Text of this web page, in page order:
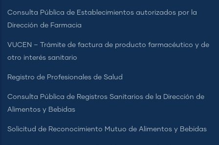
Consulta Pública de Establecimientos autorizados por la
Dirección de Farmacia
VUCEN – Trámite de factura de producto farmacéutico y de
otro interés sanitario
Registro de Profesionales de Salud
Consulta Pública de Registros Sanitarios de la Dirección de
Alimentos y Bebidas
Solicitud de Reconocimiento Mutuo de Alimentos y Bebidas